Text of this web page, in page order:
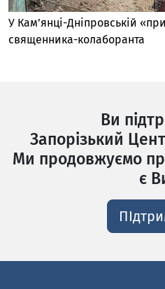
У Кам’янці-Дніпровській
священника-колаборанта
Ви
Запорізький
Ми продовжуємо
є